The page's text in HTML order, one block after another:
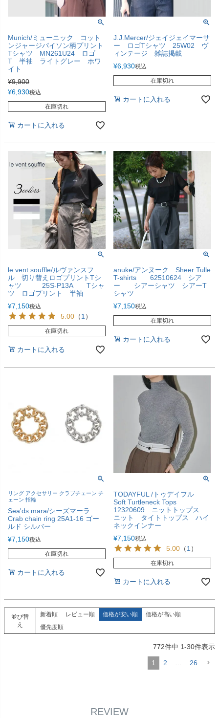
Munich/ミューニック コット
ンジャージパイソン柄プリント
Tシャツ MN261U24 ロゴ
T 半袖 ライトグレー ホワ
イト
¥9,900
¥6,930税込
在庫切れ
カートに入れる
J.J.Mercer/ジェイジェイマーサ
ー ロゴTシャツ 25W02 ヴ
ィンテージ 雑誌掲載
¥6,930税込
在庫切れ
カートに入れる
le vent souffle/ルヴァンスフ
ル 切り替えロゴプリントTシ
ャツ 25S-P13A Tシャ
ツ ロゴプリント 半袖
¥7,150税込
5.00 （1 ）
在庫切れ
カートに入れる
anuke/アンヌーク Sheer Tulle
T-shirts 62510624 シア
ー シアーシャツ シアーT
シャツ
¥7,150税込
在庫切れ
カートに入れる
リング アクセサリー クラブチェーン チ
ェーン 指輪
Sea'ds mara/シーズマーラ
Crab chain ring 25A1-16 ゴー
ルド シルバー
¥7,150税込
在庫切れ
カートに入れる
TODAYFUL /トゥデイフル
Soft Turtleneck Tops
12320609 ニットトップス
ニット タイトトップス ハイ
ネックインナー
¥7,150税込
5.00 （1 ）
在庫切れ
カートに入れる
並び替
え
新着順 レビュー順 価格が安い順
価格が高い順
優先度順
772件中 1-30件表示
1 2 26
REVIEW